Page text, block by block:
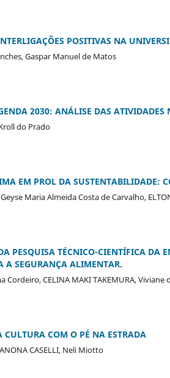
POSITIVAS NA
Gaspar Manuel de Matos
2030: ANÁLISE DAS ATIVIDADES
do Prado
EM PROL DA SUSTENTABILIDADE:
Maria Almeida Costa de Carvalho,
PESQUISA TÉCNICO-CIENTÍFICA DA
A SEGURANÇA ALIMENTAR.
Cordeiro, CELINA MAKI TAKEMURA, Viviane
CULTURA COM O PÉ NA ESTRADA
CASELLI, Neli Miotto